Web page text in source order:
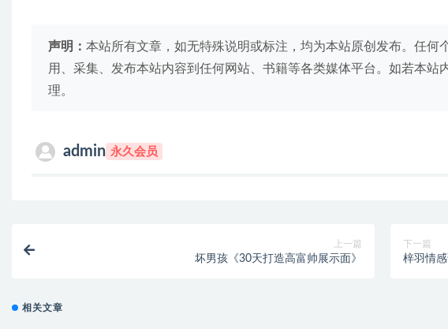
声明： 本站所有文章，如无特殊说明或标注，均为本站原创发布。任何
用、采集、发布本站内容到任何网站、书籍等各类媒体平台。如若本
理。
admin 永久会员
上一篇
坏男孩《30天打造高富帅展示面》
下一篇
梓羽情
相关文章